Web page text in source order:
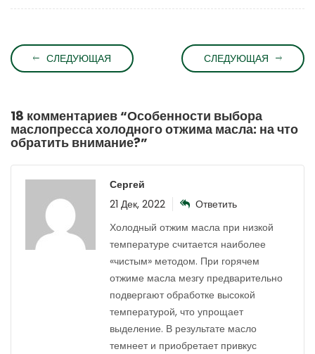
СЛЕДУЮЩАЯ СЛЕДУЮЩАЯ
18 комментариев “Особенности выбора
маслопресса холодного отжима масла: на что
обратить внимание?”
Сергей
21 Дек, 2022
Ответить
Холодный отжим масла при низкой
температуре считается наиболее
«чистым» методом. При горячем
отжиме масла мезгу предварительно
подвергают обработке высокой
температурой, что упрощает
выделение. В результате масло
темнеет и приобретает привкус